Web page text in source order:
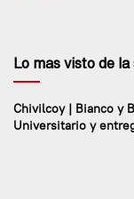
Lo mas visto de
Chivilcoy | Bianco y
Universitario y